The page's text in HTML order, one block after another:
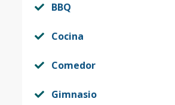
BBQ
Cocina
Comedor
Gimnasio